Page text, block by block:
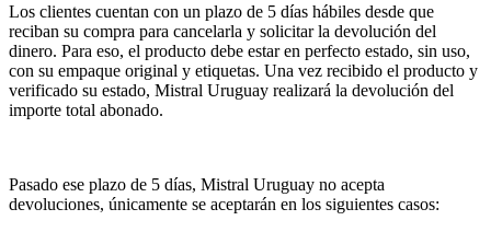
Los clientes cuentan con un plazo de 5 días hábiles desde que
reciban su compra para cancelarla y solicitar la devolución del
dinero. Para eso, el producto debe estar en perfecto estado, sin uso,
con su empaque original y etiquetas. Una vez recibido el producto y
verificado su estado, Mistral Uruguay realizará la devolución del
importe total abonado.
Pasado ese plazo de 5 días, Mistral Uruguay no acepta
devoluciones, únicamente se aceptarán en los siguientes casos: